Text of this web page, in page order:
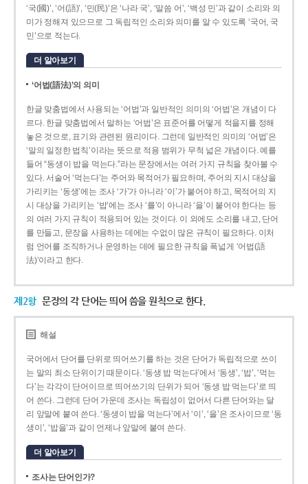
‘국(國)’, ‘어(語)’, ‘민(民)’은 ‘나라 국’, ‘말씀 어’, ‘백성 민’과 같이 소리와 의
미가 정해져 있으므로 그 독립적인 소리와 의미를 알 수 있도록 ‘국어, 국
민’으로 적는다.
더 알아보기
‘어법(語法)’의 의미
한글 맞춤법에서 사용되는 ‘어법’과 일반적인 의미의 ‘어법’은 개념이 다
르다. 한글 맞춤법에서 말하는 ‘어법’은 표준어를 어떻게 적을지를 정해
놓은 것으로, 표기와 관련된 원리이다. 그런데 일반적인 의미의 ‘어법’은
‘말의 일정한 법칙’이라는 뜻으로 적용 범위가 무척 넓은 개념이다. 예를
들어 “동생이 밥을 먹는다.”라는 문장에서는 여러 가지 규칙을 찾아볼 수
있다. 서술어 ‘먹는다’는 주어와 목적어가 필요하며, 주어의 지시 대상을
가리키는 ‘동생’에는 조사 ‘가’가 아니라 ‘이’가 붙어야 하고, 목적어의 지
시 대상을 가리키는 ‘밥’에는 조사 ‘를’이 아니라 ‘을’이 붙어야 한다는 등
의 여러 가지 규칙이 적용되어 있는 것이다. 이 외에도 소리를 내고, 단어
를 만들고, 문장을 사용하는 데에는 수없이 많은 규칙이 필요하다. 이처
럼 언어를 조직하거나 운영하는 데에 필요한 규칙을 폭넓게 ‘어법(語
法)’이라고 한다.
제2항 문장의 각 단어는 띄어 씀을 원칙으로 한다.
해설
국어에서 단어를 단위로 띄어쓰기를 하는 것은 단어가 독립적으로 쓰이
는 말의 최소 단위이기 때문이다. ‘동생 밥 먹는다’에서 ‘동생’, ‘밥’, ‘먹는
다’는 각각이 단어이므로 띄어쓰기의 단위가 되어 ‘동생 밥 먹는다’로 띄
어 쓴다. 그런데 단어 가운데 조사는 독립성이 없어서 다른 단어와는 달
리 앞말에 붙여 쓴다. ‘동생이 밥을 먹는다’에서 ‘이’, ‘을’은 조사이므로 ‘동
생이’, ‘밥을’과 같이 언제나 앞말에 붙여 쓴다.
더 알아보기
조사는 단어인가?